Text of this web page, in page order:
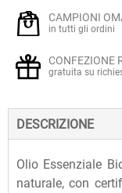
CAMPIONI
in tutti gli ordini
CONFEZIONE
gratuita su
DESCRIZIONE
Olio Essenziale
naturale, con